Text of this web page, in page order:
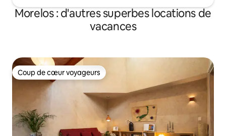
Morelos : d'autres superbes locations de
vacances
Coup de cœur voyageurs
Coup de cœur voyageurs